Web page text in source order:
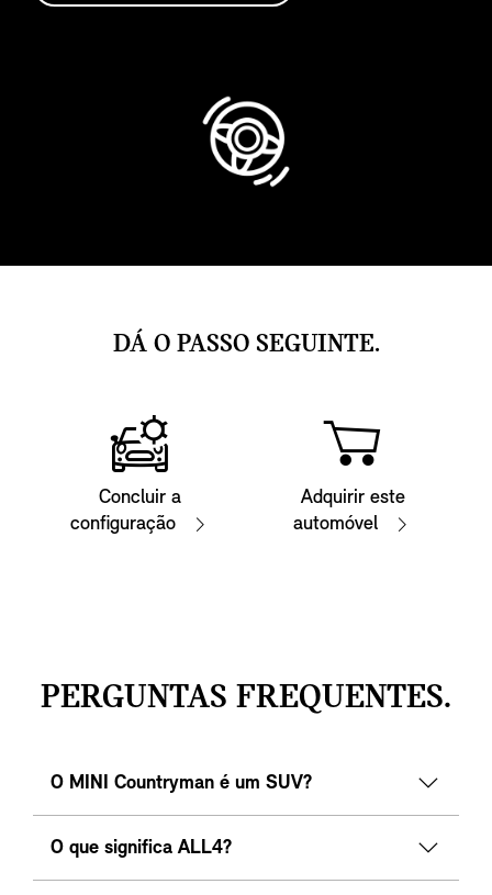
DÁ O PASSO SEGUINTE.
Concluir a
configuração
Adquirir este
automóvel
PERGUNTAS FREQUENTES.
O MINI Countryman é um SUV?
O que significa ALL4?